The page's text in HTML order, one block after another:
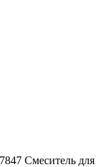
Смеситель для